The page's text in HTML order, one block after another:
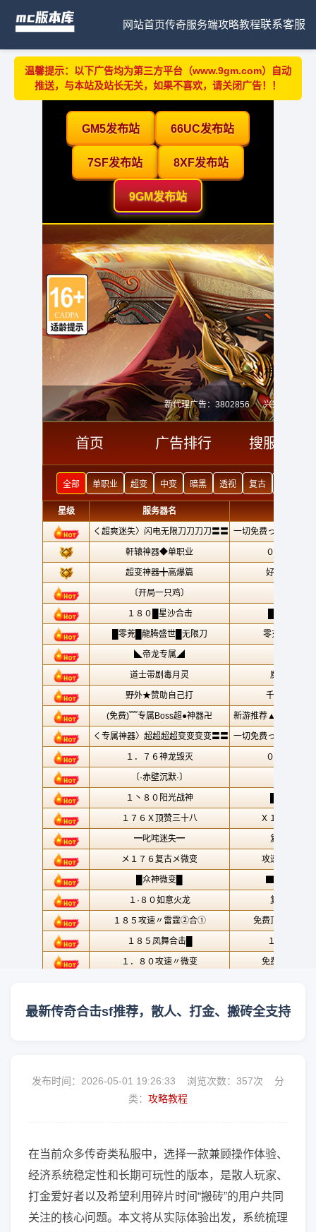
网站首页传奇服务端攻略教程联系客服
温馨提示：以下广告均为第三方平台（www.9gm.com）自动
推送，与本站及站长无关，如果不喜欢，请关闭广告！！
最新传奇合击sf推荐，散人、打金、搬砖全支持
发布时间：2026-05-01 19:26:33 浏览次数： 357次 分
类： 攻略教程
在当前众多传奇类私服中，选择一款兼顾操作体验、
经济系统稳定性和长期可玩性的版本，是散人玩家、
打金爱好者以及希望利用碎片时间“搬砖”的用户共同
关注的核心问题。本文将从实际体验出发，系统梳理